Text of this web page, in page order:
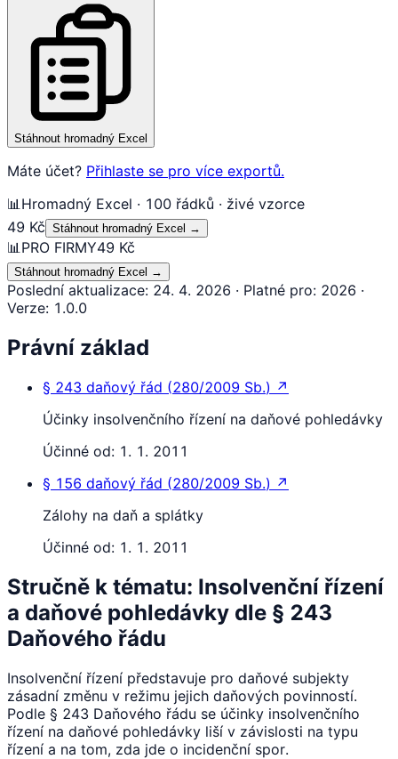
Stáhnout hromadný Excel
Máte účet? Přihlaste se pro více exportů.
📊 Hromadný Excel · 100 řádků · živé vzorce
49 Kč Stáhnout hromadný Excel →
📊 PRO FIRMY49 Kč
Stáhnout hromadný Excel →
Poslední aktualizace: 24. 4. 2026 · Platné pro: 2026 ·
Verze: 1.0.0
Právní základ
§ 243 daňový řád (280/2009 Sb.) ↗
Účinky insolvenčního řízení na daňové pohledávky
Účinné od: 1. 1. 2011
§ 156 daňový řád (280/2009 Sb.) ↗
Zálohy na daň a splátky
Účinné od: 1. 1. 2011
Stručně k tématu: Insolvenční řízení
a daňové pohledávky dle § 243
Daňového řádu
Insolvenční řízení představuje pro daňové subjekty
zásadní změnu v režimu jejich daňových povinností.
Podle § 243 Daňového řádu se účinky insolvenčního
řízení na daňové pohledávky liší v závislosti na typu
řízení a na tom, zda jde o incidenční spor.